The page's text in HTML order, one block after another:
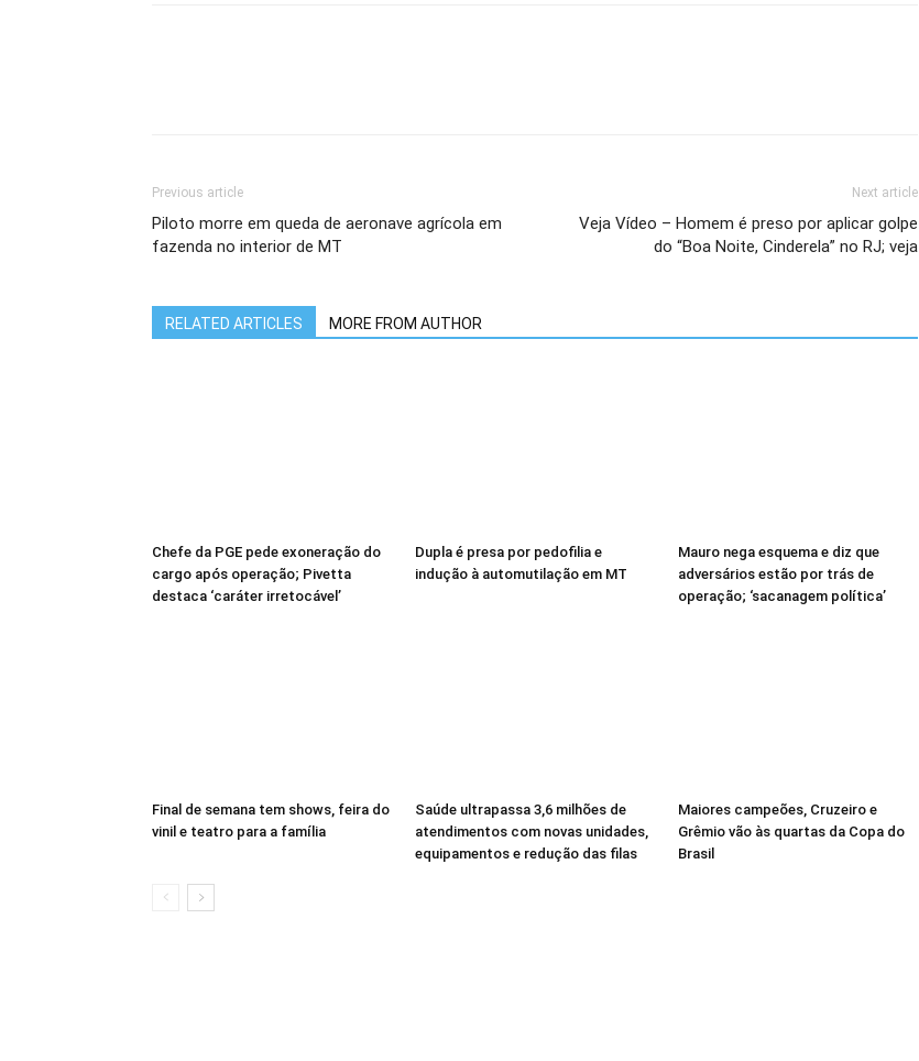
Previous article
Piloto morre em queda de aeronave agrícola em
fazenda no interior de MT
Next article
Veja Vídeo – Homem é preso por aplicar golpe
do “Boa Noite, Cinderela” no RJ; veja
RELATED ARTICLES MORE FROM AUTHOR
Chefe da PGE pede exoneração do
cargo após operação; Pivetta
destaca ‘caráter irretocável’
Dupla é presa por pedofilia e
indução à automutilação em MT
Mauro nega esquema e diz que
adversários estão por trás de
operação; ‘sacanagem política’
Final de semana tem shows, feira do
vinil e teatro para a família
Saúde ultrapassa 3,6 milhões de
atendimentos com novas unidades,
equipamentos e redução das filas
Maiores campeões, Cruzeiro e
Grêmio vão às quartas da Copa do
Brasil